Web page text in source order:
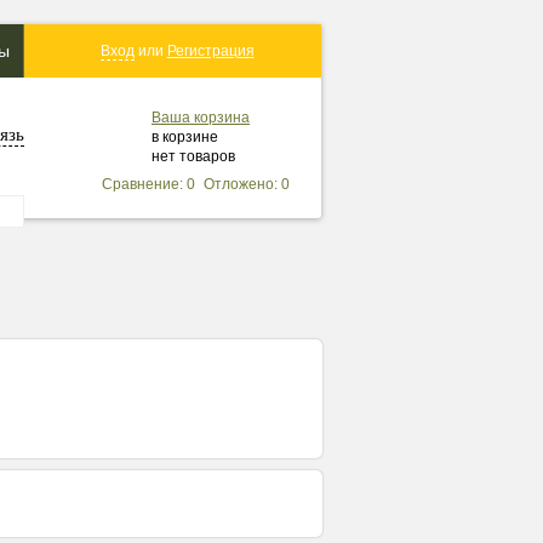
Входили Регистрация
Ваша корзина
в корзине
нет товаров
Сравнение: 0 Отложено: 0